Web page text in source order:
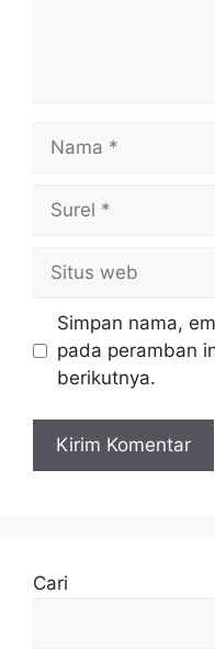
web
Simpan nama,
pada peramban
berikutnya.
Cari